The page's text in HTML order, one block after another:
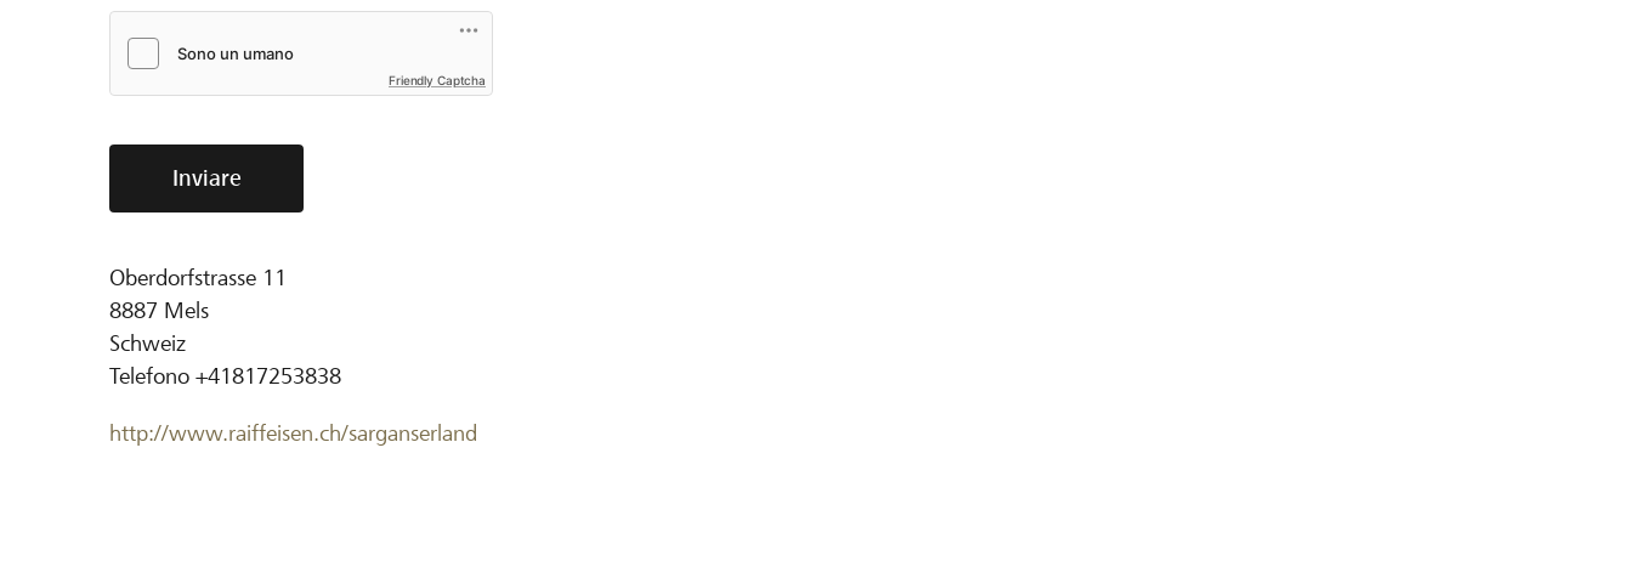
Friendly Captcha
Inviare
Oberdorfstrasse 11
8887 Mels
Schweiz
Telefono +41817253838
http://www.raiffeisen.ch/sarganserland